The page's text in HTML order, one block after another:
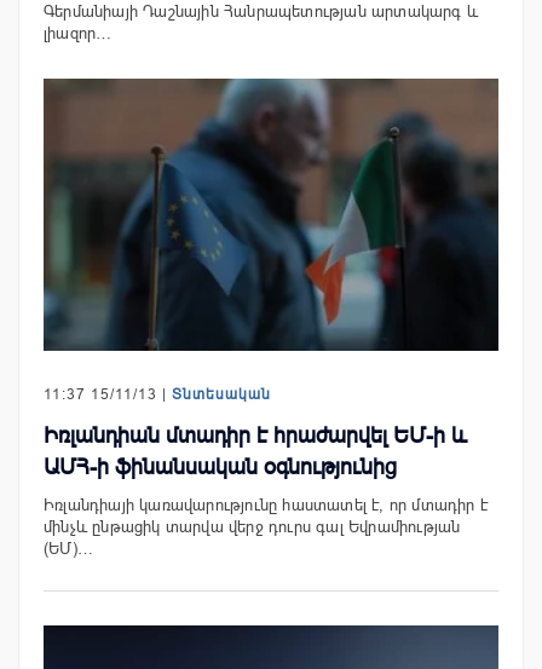
Գերմանիայի Դաշնային Հանրապետության արտակարգ և
լիազոր…
11:37 15/11/13 | Տնտեսական
Իռլանդիան մտադիր է հրաժարվել ԵՄ-ի և
ԱՄՀ-ի ֆինանսական օգնությունից
Իռլանդիայի կառավարությունը հաստատել է, որ մտադիր է
մինչև ընթացիկ տարվա վերջ դուրս գալ Եվրամիության
(ԵՄ)…